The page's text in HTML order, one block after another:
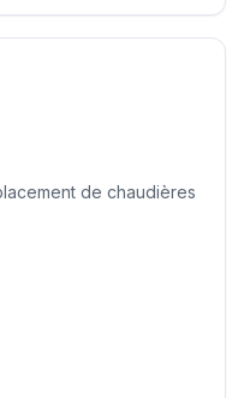
de chaudières